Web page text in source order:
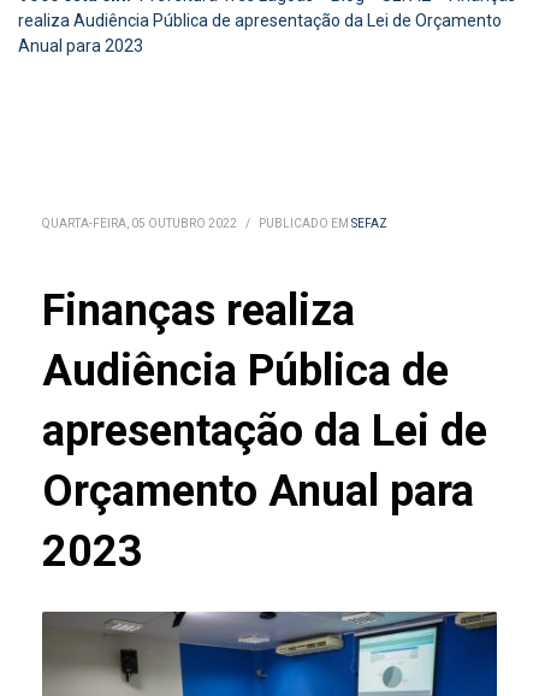
realiza Audiência Pública de apresentação da Lei de Orçamento
Anual para 2023
QUARTA-FEIRA, 05 OUTUBRO 2022 / PUBLICADO EM SEFAZ
Finanças realiza
Audiência Pública de
apresentação da Lei de
Orçamento Anual para
2023